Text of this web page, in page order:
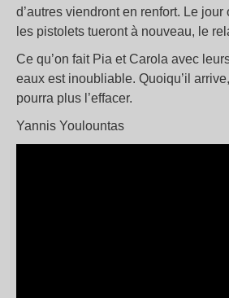
d’autres viendront en renfort. Le
les pistolets tueront à nouveau, le
Ce qu’on fait Pia et Carola avec
eaux est inoubliable. Quoiqu’il
pourra plus l’effacer.
Yannis Youlountas